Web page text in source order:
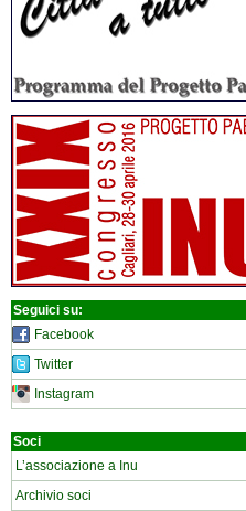
Seguici su:
Facebook
Twitter
Instagram
Soci
L’associazione a Inu
Archivio soci